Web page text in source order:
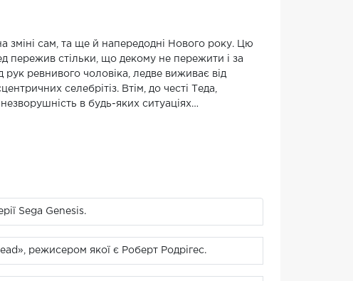
сам, та ще й напередодні Нового року. Цю
пережив стільки, що декому не пережити і за
ревнивого чоловіка, ледве виживає від
селебрітіз. Втім, до честі Теда,
в будь-яких ситуаціях…
Sega Genesis.
режисером якої є Роберт Родрігес.